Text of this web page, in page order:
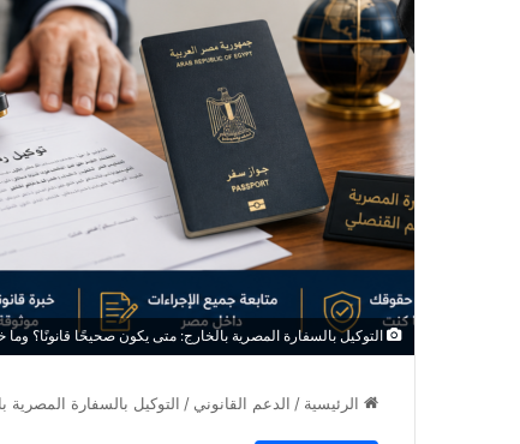
التوكيل بالسفارة المصرية بالخارج: متى يكون صحيحًا قانونًا؟
الرئيسية / الدعم القانوني / التوكيل بالسفارة